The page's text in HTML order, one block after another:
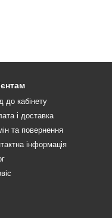
до кабінету
і доставка
та повернення
інформація